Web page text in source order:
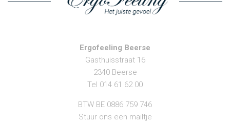
Ergofeeling Beerse
Gasthuisstraat 16
2340 Beerse
Tel 014 61 62 00
BTW BE 0886 759 746
Stuur ons een mailtje